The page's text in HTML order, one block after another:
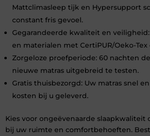
Mattclimasleep tijk en Hypersupport
constant fris gevoel.
Gegarandeerde kwaliteit en veiligheid:
en materialen met CertiPUR/Oeko-
Zorgeloze proefperiode: 60 nachten
nieuwe matras uitgebreid te testen.
Gratis thuisbezorgd: Uw matras snel
kosten bij u geleverd.
Kies voor ongeëvenaarde slaapkwaliteit
bij uw ruimte en comfortbehoeften.